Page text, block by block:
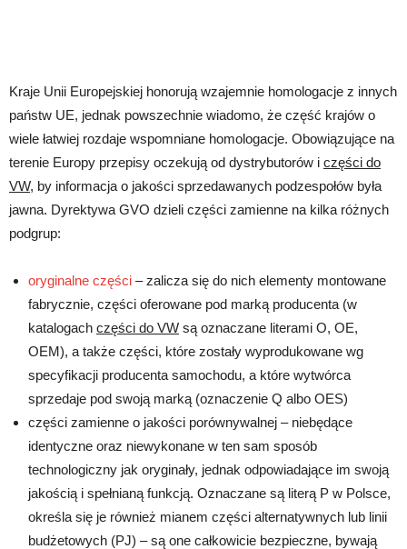
Kraje Unii Europejskiej honorują wzajemnie homologacje z innych
państw UE, jednak powszechnie wiadomo, że część krajów o
wiele łatwiej rozdaje wspomniane homologacje. Obowiązujące na
terenie Europy przepisy oczekują od dystrybutorów i części do
VW, by informacja o jakości sprzedawanych podzespołów była
jawna. Dyrektywa GVO dzieli części zamienne na kilka różnych
podgrup:
oryginalne części – zalicza się do nich elementy montowane
fabrycznie, części oferowane pod marką producenta (w
katalogach części do VW są oznaczane literami O, OE,
OEM), a także części, które zostały wyprodukowane wg
specyfikacji producenta samochodu, a które wytwórca
sprzedaje pod swoją marką (oznaczenie Q albo OES)
części zamienne o jakości porównywalnej – niebędące
identyczne oraz niewykonane w ten sam sposób
technologiczny jak oryginały, jednak odpowiadające im swoją
jakością i spełnianą funkcją. Oznaczane są literą P w Polsce,
określa się je również mianem części alternatywnych lub linii
budżetowych (PJ) – są one całkowicie bezpieczne, bywają